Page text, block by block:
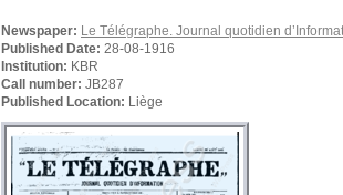
Newspaper: Le Télégraphe. Journal quotidien
Published Date: 28-08-1916
Institution: KBR
Call number: JB287
Published Location: Liège